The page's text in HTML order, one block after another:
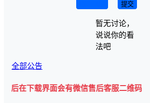
提交
暂无讨论，
说说你的看
法吧
全部公告
载界面会有微信售后客服二维码💡